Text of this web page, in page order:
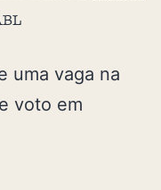
uma vaga na
voto em